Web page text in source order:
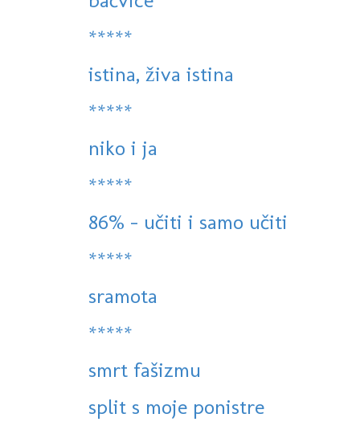
*****
istina, živa istina
*****
niko i ja
*****
86% - učiti i samo učiti
*****
sramota
*****
smrt fašizmu
split s moje ponistre